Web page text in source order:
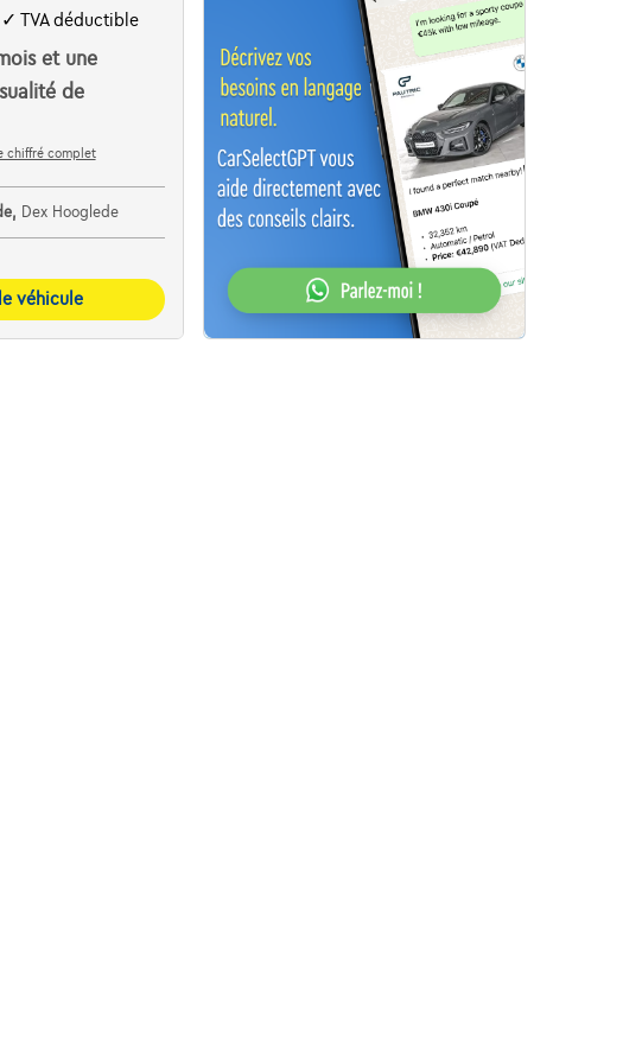
✓ TVA déductible
et une
de
chiffré complet
Dex Hooglede
véhicule